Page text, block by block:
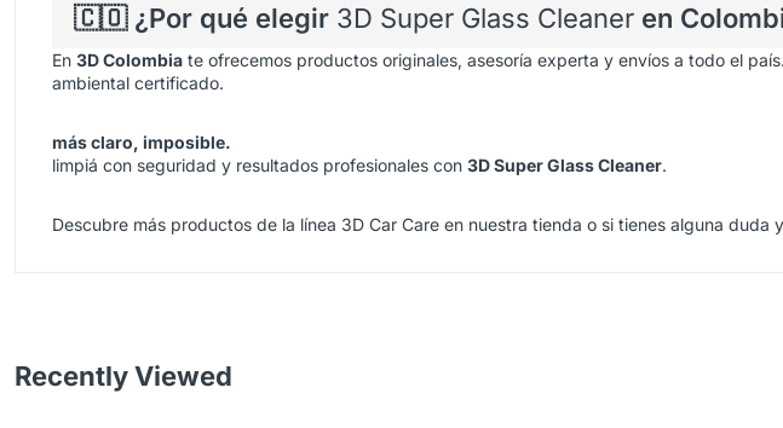
🇨🇴 ¿Por qué elegir 3D Super Glass Cleaner en
En 3D Colombia te ofrecemos productos originales, asesoría experta y envíos a todo el
ambiental certificado.
más claro, imposible.
limpiá con seguridad y resultados profesionales con 3D Super Glass Cleaner.
Descubre más productos de la línea 3D Car Care en nuestra tienda o si tienes alguna duda
Recently Viewed